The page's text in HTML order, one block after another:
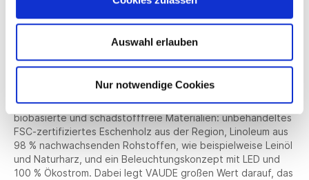
Auswahl erlauben
Nur notwendige Cookies
Nachhaltiger Ladenbau &
Eventlocation
gelingt es VAUDE, einen möglichst kleinen ökologischen
Fußabdruck zu hinterlassen. Zum Einsatz kommen recycelte,
biobasierte und schadstofffreie Materialien: unbehandeltes
FSC-zertifiziertes Eschenholz aus der Region, Linoleum aus
98 % nachwachsenden Rohstoffen, wie beispielweise Leinöl
und Naturharz, und ein Beleuchtungskonzept mit LED und
100 % Ökostrom. Dabei legt VAUDE großen Wert darauf, das